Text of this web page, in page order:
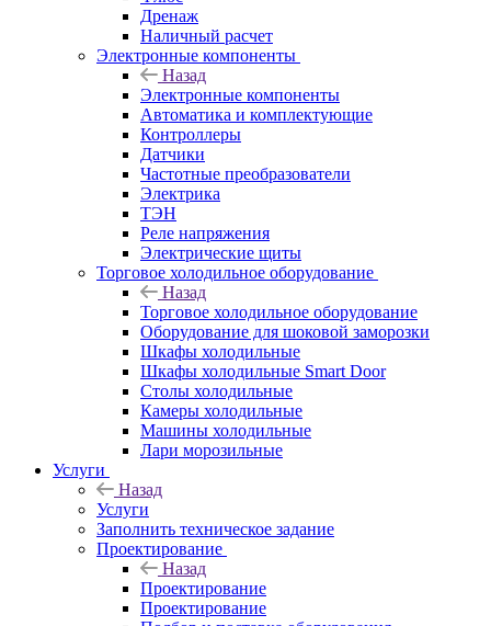
Дренаж
Наличный расчет
Электронные компоненты
Назад
Электронные компоненты
Автоматика и комплектующие
Контроллеры
Датчики
Частотные преобразователи
Электрика
ТЭН
Реле напряжения
Электрические щиты
Торговое холодильное оборудование
Назад
Торговое холодильное оборудование
Оборудование для шоковой заморозки
Шкафы холодильные
Шкафы холодильные Smart Door
Столы холодильные
Камеры холодильные
Машины холодильные
Лари морозильные
Услуги
Назад
Услуги
Заполнить техническое задание
Проектирование
Назад
Проектирование
Проектирование